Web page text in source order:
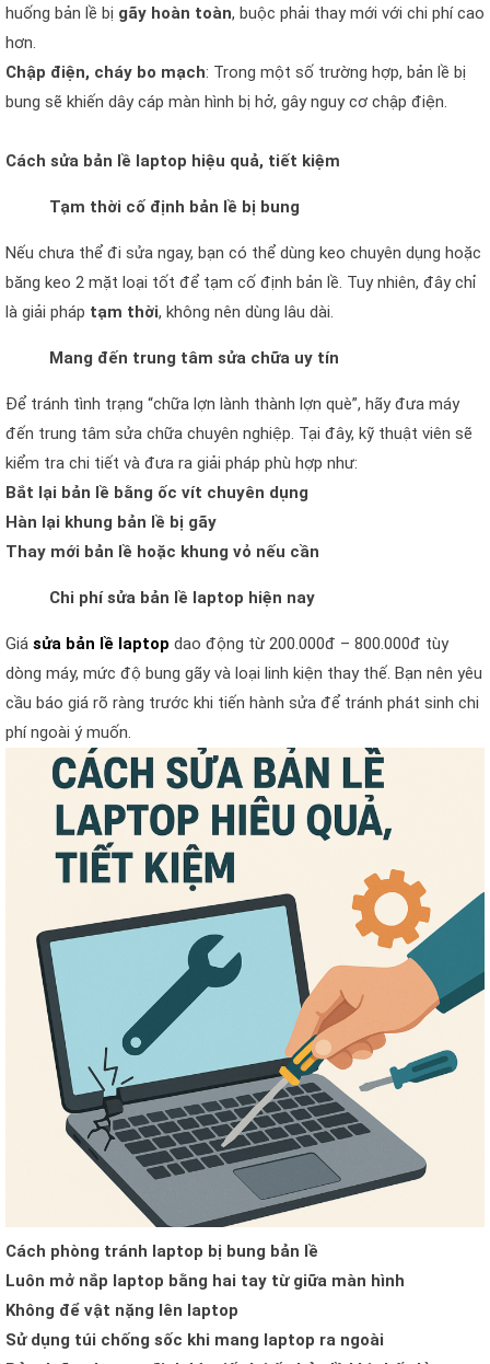
huống bản lề bị gãy hoàn toàn, buộc phải thay mới với chi phí cao
hơn.
Chập điện, cháy bo mạch: Trong một số trường hợp, bản lề bị
bung sẽ khiến dây cáp màn hình bị hở, gây nguy cơ chập điện.
Cách sửa bản lề laptop hiệu quả, tiết kiệm
Tạm thời cố định bản lề bị bung
Nếu chưa thể đi sửa ngay, bạn có thể dùng keo chuyên dụng hoặc
băng keo 2 mặt loại tốt để tạm cố định bản lề. Tuy nhiên, đây chỉ
là giải pháp tạm thời, không nên dùng lâu dài.
Mang đến trung tâm sửa chữa uy tín
Để tránh tình trạng “chữa lợn lành thành lợn què”, hãy đưa máy
đến trung tâm sửa chữa chuyên nghiệp. Tại đây, kỹ thuật viên sẽ
kiểm tra chi tiết và đưa ra giải pháp phù hợp như:
Bắt lại bản lề bằng ốc vít chuyên dụng
Hàn lại khung bản lề bị gãy
Thay mới bản lề hoặc khung vỏ nếu cần
Chi phí sửa bản lề laptop hiện nay
Giá sửa bản lề laptop dao động từ 200.000đ – 800.000đ tùy
dòng máy, mức độ bung gãy và loại linh kiện thay thế. Bạn nên yêu
cầu báo giá rõ ràng trước khi tiến hành sửa để tránh phát sinh chi
phí ngoài ý muốn.
Cách phòng tránh laptop bị bung bản lề
Luôn mở nắp laptop bằng hai tay từ giữa màn hình
Không để vật nặng lên laptop
Sử dụng túi chống sốc khi mang laptop ra ngoài